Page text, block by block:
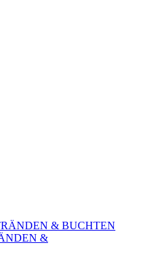
&